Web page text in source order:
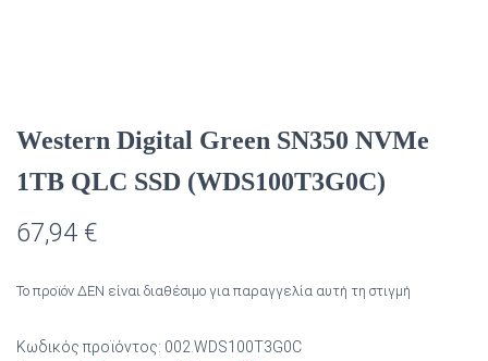
Western Digital Green SN350 NVMe
1TB QLC SSD (WDS100T3G0C)
67,94 €
Το προϊόν ΔΕΝ είναι διαθέσιμο για παραγγελία αυτή τη στιγμή
Κωδικός προϊόντος: 002.WDS100T3G0C